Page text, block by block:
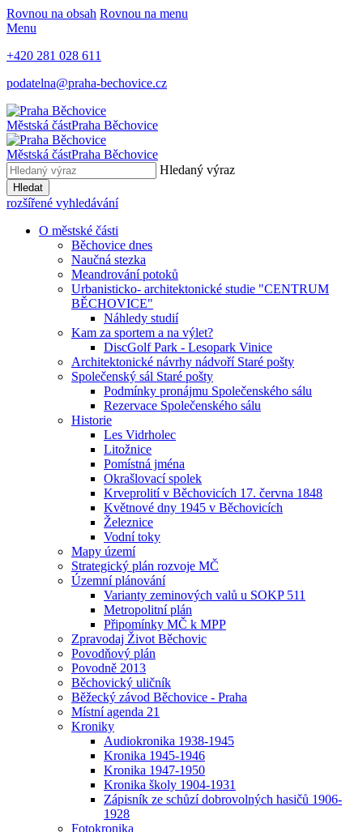
Rovnou na obsah Rovnou na menu
Menu
+420 281 028 611
podatelna@praha-bechovice.cz
Městská částPraha Běchovice
Městská částPraha Běchovice
Hledaný výraz
Hledat
rozšířené vyhledávání
O městské části
Běchovice dnes
Naučná stezka
Meandrování potoků
Urbanisticko- architektonické studie "CENTRUM
BĚCHOVICE"
Náhledy studií
Kam za sportem a na výlet?
DiscGolf Park - Lesopark Vinice
Architektonické návrhy nádvoří Staré pošty
Společenský sál Staré pošty
Podmínky pronájmu Společenského sálu
Rezervace Společenského sálu
Historie
Les Vidrholec
Litožnice
Pomístná jména
Okrašlovací spolek
Krveprolití v Běchovicích 17. června 1848
Květnové dny 1945 v Běchovicích
Železnice
Vodní toky
Mapy území
Strategický plán rozvoje MČ
Územní plánování
Varianty zeminových valů u SOKP 511
Metropolitní plán
Připomínky MČ k MPP
Zpravodaj Život Běchovic
Povodňový plán
Povodně 2013
Běchovický uličník
Běžecký závod Běchovice - Praha
Místní agenda 21
Kroniky
Audiokronika 1938-1945
Kronika 1945-1946
Kronika 1947-1950
Kronika školy 1904-1931
Zápisník ze schůzí dobrovolných hasičů 1906-
1928
Fotokronika